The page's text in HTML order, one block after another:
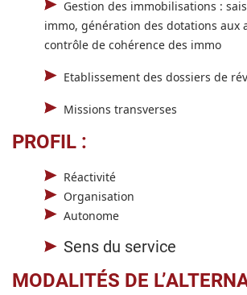
Gestion des immobilisations :
immo, génération des dotations aux
contrôle de cohérence des immo
Etablissement des dossiers de
Missions transverses
PROFIL :
Réactivité
Organisation
Autonome
Sens du service
MODALITÉS DE